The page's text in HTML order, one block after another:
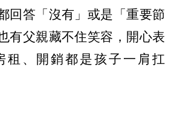
回答「沒有」或是「重要節
有父親藏不住笑容，開心表
租、開銷都是孩子一肩扛